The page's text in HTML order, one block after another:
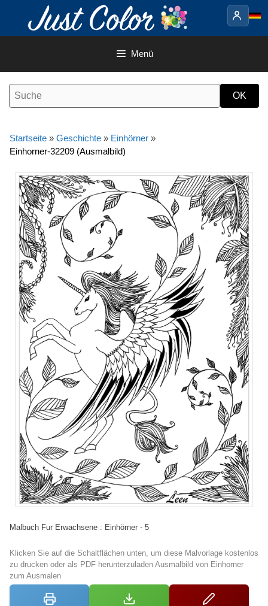
Inhalt
Menü
Startseite » Geschichte » Einhörner »
Einhorner-32209 (Ausmalbild)
Malbuch Fur Erwachsene : Einhörner - 5
Klicken Sie auf die Schaltflächen unten, um diese Malvorlage kostenlos
zu drucken oder als PDF herunterzuladen Ausmalbild von Einhorner
zum Ausmalen